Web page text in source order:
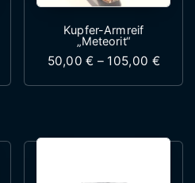
50,00 € bis 105,00 €
weist mehrere
Kupfer-Armreif
„Meteorit“
50,00€ – 105,00 €
Dieses